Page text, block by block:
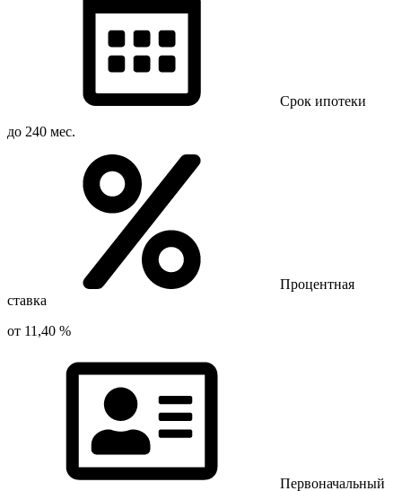
Срок ипотеки
до 240 мес.
Процентная
ставка
от 11,40 %
Первоначальный